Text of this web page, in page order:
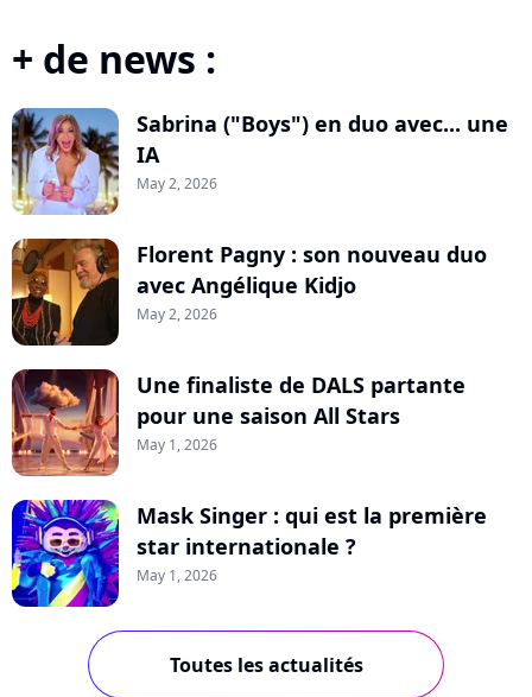
+ de news :
Sabrina ("Boys") en duo avec... une
IA
May 2, 2026
Florent Pagny : son nouveau duo
avec Angélique Kidjo
May 2, 2026
Une finaliste de DALS partante
pour une saison All Stars
May 1, 2026
Mask Singer : qui est la première
star internationale ?
May 1, 2026
Toutes les actualités